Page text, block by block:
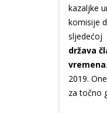
kazaljke
komisije
sljedećoj
država
vremena
2019.
za točno